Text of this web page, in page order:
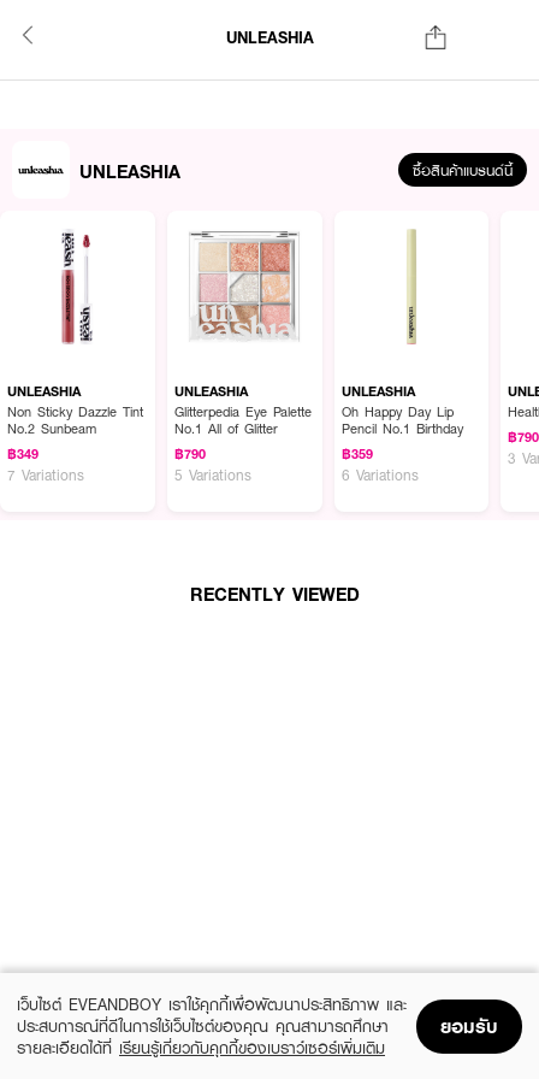
UNLEASHIA
UNLEASHIA ซื้อสินค้าแบรนด์นี้
UNLEASHIA
Non Sticky Dazzle Tint
No.2 Sunbeam
฿349
7 Variations
UNLEASHIA
Glitterpedia Eye Palette
No.1 All of Glitter
฿790
5 Variations
UNLEASHIA
Oh Happy Day Lip
Pencil No.1 Birthday
฿359
6 Variations
฿790
3
RECENTLY VIEWED
เว็บไซต์ EVEANDBOY เราใช้คุกกี้เพื่อพัฒนาประสิทธิภาพ และ
ประสบการณ์ที่ดีในการใช้เว็บไซต์ของคุณ คุณสามารถศึกษา
รายละเอียดได้ที่ เรียนรู้เกี่ยวกับคุกกี้ของเบราว์เซอร์เพิ่มเติม
ยอมรับ